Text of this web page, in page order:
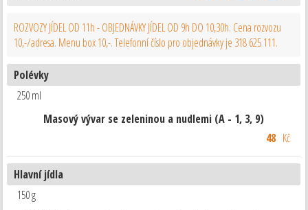
ROZVOZY JÍDEL OD 11h - OBJEDNÁVKY JÍDEL OD 9h DO 10,30h. Cena rozvozu
10,-/adresa. Menu box 10,-. Telefonní číslo pro objednávky je 318 625 111.
Polévky
250 ml
Masový vývar se zeleninou a nudlemi (A - 1, 3, 9)
48 Kč
Hlavní jídla
150 g